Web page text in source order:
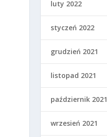
luty 2022
styczeń 2022
grudzień 2021
listopad 2021
październik 2021
wrzesień 2021